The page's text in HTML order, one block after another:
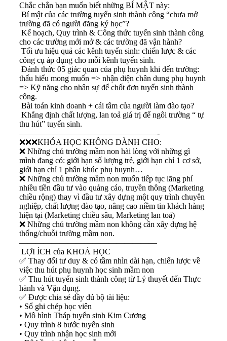
Chắc chắn bạn muốn biết những BÍ MẬT này:
Bí mật của các trường tuyển sinh thành công “chưa mở
trường đã có người đăng ký học”?
Kế hoạch, Quy trình & Công thức tuyển sinh thành công
cho các trường mới mở & các trường đã vận hành?
Tối ưu hiệu quả các kênh tuyển sinh: chiến lược & các
công cụ áp dụng cho mỗi kênh tuyển sinh.
Đánh thức 05 giác quan của phụ huynh khi đến trường:
thấu hiểu mong muốn => nhận diện chân dung phụ huynh
=> Kỹ năng cho nhân sự để chốt đơn tuyển sinh thành
công.
Bài toán kinh doanh + cái tâm của người làm đào tạo?
Khẳng định chất lượng, lan toả giá trị để ngôi trường “ tự
thu hút” tuyển sinh.
—————————————————-
❌❌❌KHÓA HỌC KHÔNG DÀNH CHO:
❌ Những chủ trường mầm non hài lòng với những gì
mình đang có: giới hạn số lượng trẻ, giới hạn chỉ 1 cơ sở,
giới hạn chỉ 1 phân khúc phụ huynh…
❌ Những chủ trường mầm non muốn tiếp tục lãng phí
nhiều tiền đầu tư vào quảng cáo, truyền thông (Marketing
chiều rộng) thay vì đầu tư xây dựng một quy trình chuyên
nghiệp, chất lượng đào tạo, nâng cao niềm tin khách hàng
hiện tại (Marketing chiều sâu, Marketing lan toả)
❌ Những chủ trường mầm non không cần xây dựng hệ
thống/chuỗi trường mầm non.
—————————————————
LỢI ÍCH của KHOÁ HỌC
✅ Thay đổi tư duy & có tầm nhìn dài hạn, chiến lược về
việc thu hút phụ huynh học sinh mầm non
✅ Thu hút tuyển sinh thành công từ Lý thuyết đến Thực
hành và Vận dụng.
✅ Được chia sẻ đầy đủ bộ tài liệu:
• Sổ ghi chép học viên
• Mô hình Tháp tuyển sinh Kim Cương
• Quy trình 8 bước tuyển sinh
• Quy trình nhận học sinh mới